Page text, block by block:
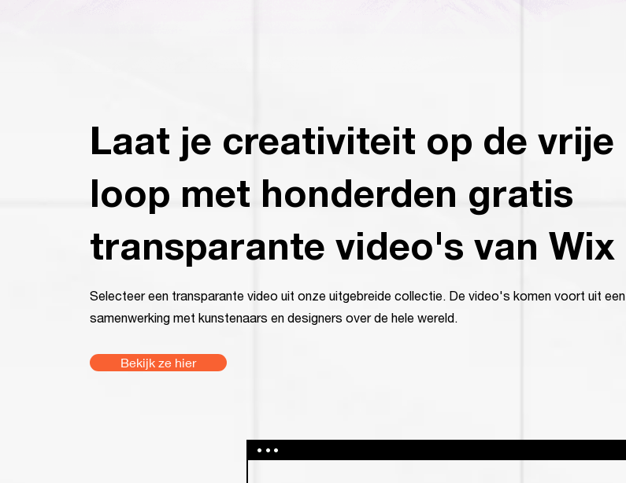
Laat je creativiteit op de vrije
loop met honderden gratis
transparante video's van Wix
Selecteer een transparante video uit onze uitgebreide collectie. De video's komen voort uit een
samenwerking met kunstenaars en designers over de hele wereld.
Bekijk ze hier